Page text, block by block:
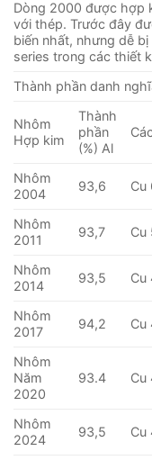
Dòng 2000 được hợp
với thép. Trước đây
biến nhất, nhưng dễ
series trong các thiết
Thành phần danh
Nhôm
Hợp kim
Thành
phần
(%) Al
Nhôm
2004
93,6 Cu
Nhôm
2011
93,7 Cu
Nhôm
2014
93,5 Cu
Nhôm
2017
94,2 Cu
Nhôm
Năm
2020
93.4 Cu
Nhôm
2024
93,5 Cu